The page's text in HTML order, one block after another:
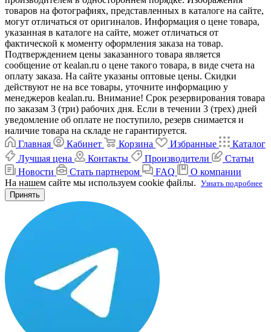
товаров на фотографиях, представленных в каталоге на сайте,
могут отличаться от оригиналов. Информация о цене товара,
указанная в каталоге на сайте, может отличаться от
фактической к моменту оформления заказа на товар.
Подтверждением цены заказанного товара является
сообщение от kealan.ru о цене такого товара, в виде счета на
оплату заказа. На сайте указаны оптовые цены. Скидки
действуют не на все товары, уточните информацию у
менеджеров kealan.ru. Внимание! Срок резервирования товара
по заказам 3 (три) рабочих дня. Если в течении 3 (трех) дней
уведомление об оплате не поступило, резерв снимается и
наличие товара на складе не гарантируется.
Главная
Кабинет Корзина Избранные
Каталог
Лучшая цена
Контакты Производители
Статьи
Новости
Стать партнером FAQ
О компании
На нашем сайте мы используем cookie файлы. Узнать подробнее
Принять